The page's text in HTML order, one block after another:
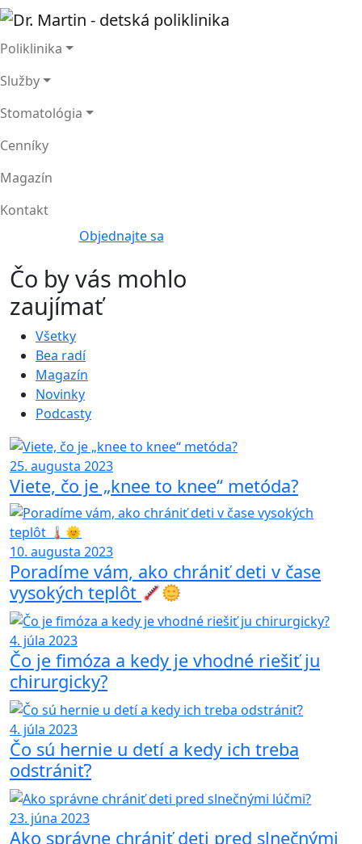
Poliklinika
Služby
Stomatológia
Cenníky
Magazín
Kontakt
Objednajte sa
Čo by vás mohlo
zaujímať
Všetky
Bea radí
Magazín
Novinky
Podcasty
25. augusta 2023
Viete, čo je „knee to knee“ metóda?
10. augusta 2023
Poradíme vám, ako chrániť deti v čase
vysokých teplôt
4. júla 2023
Čo je fimóza a kedy je vhodné riešiť ju
chirurgicky?
4. júla 2023
Čo sú hernie u detí a kedy ich treba
odstrániť?
23. júna 2023
Ako správne chrániť deti pred slnečnými